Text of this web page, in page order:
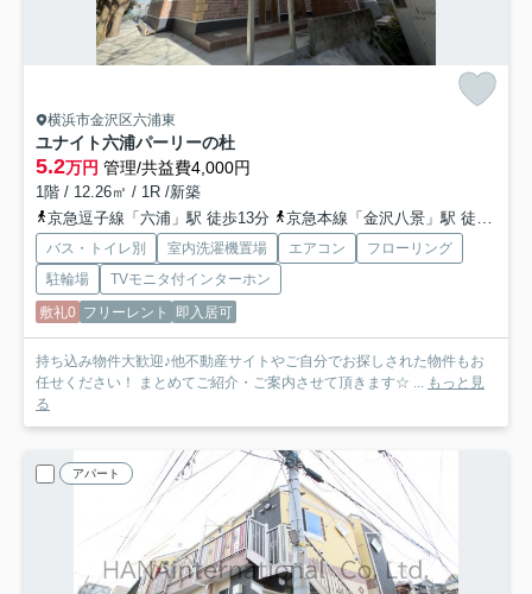
横浜市金沢区六浦東
ユナイト六浦パーリーの杜
5.2万円 管理/共益費4,000円
1階 / 12.26㎡ / 1R /新築
京急逗子線「六浦」駅 徒歩13分
京急本線「金沢八景」駅 徒歩20分
バス・トイレ別 室内洗濯機置場 エアコン
フローリング
駐輪場
TVモニタ付インターホン
敷礼0 フリーレント 即入居可
持ち込み物件大歓迎♪他不動産サイトやご自分でお探しされた物件もお
任せください！ まとめてご紹介・ご案内させて頂きます☆ ...
もっと見
る
アパート